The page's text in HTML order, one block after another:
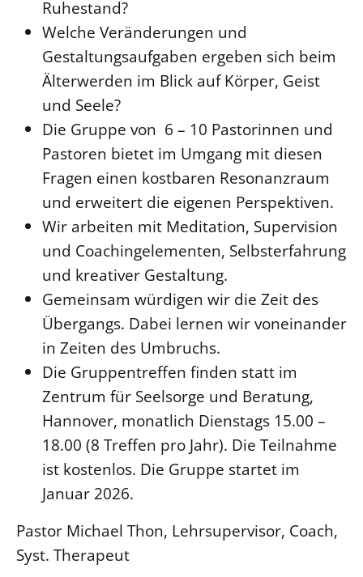
Ruhestand?
Welche Veränderungen und
Gestaltungsaufgaben ergeben sich beim
Älterwerden im Blick auf Körper, Geist
und Seele?
Die Gruppe von 6 – 10 Pastorinnen und
Pastoren bietet im Umgang mit diesen
Fragen einen kostbaren Resonanzraum
und erweitert die eigenen Perspektiven.
Wir arbeiten mit Meditation, Supervision
und Coachingelementen, Selbsterfahrung
und kreativer Gestaltung.
Gemeinsam würdigen wir die Zeit des
Übergangs. Dabei lernen wir voneinander
in Zeiten des Umbruchs.
Die Gruppentreffen finden statt im
Zentrum für Seelsorge und Beratung,
Hannover, monatlich Dienstags 15.00 –
18.00 (8 Treffen pro Jahr). Die Teilnahme
ist kostenlos. Die Gruppe startet im
Januar 2026.
Pastor Michael Thon, Lehrsupervisor, Coach,
Syst. Therapeut